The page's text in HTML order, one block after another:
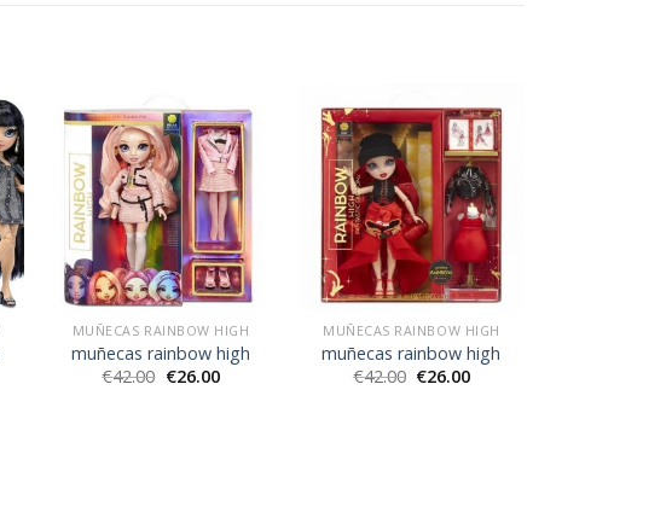
MUÑECAS RAINBOW HIGH
muñecas rainbow high
€42.00 €26.00
MUÑECAS RAINBOW HIGH
muñecas rainbow high
€42.00 €26.00